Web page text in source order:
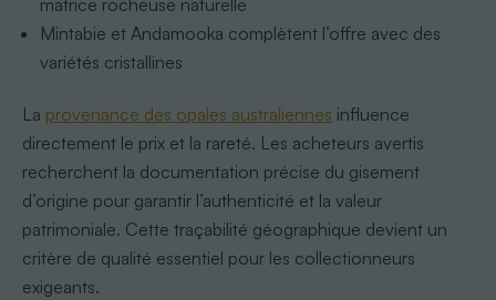
matrice rocheuse naturelle
Mintabie et Andamooka complètent l’offre avec des
variétés cristallines
La provenance des opales australiennes influence
directement le prix et la rareté. Les acheteurs avertis
recherchent la documentation précise du gisement
d’origine pour garantir l’authenticité et la valeur
patrimoniale. Cette traçabilité géographique devient un
critère de qualité essentiel pour les collectionneurs
exigeants.